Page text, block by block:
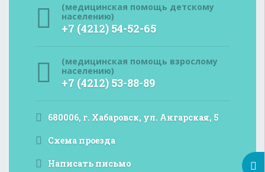
(медицинская помощь детскому
населению)
+7 (4212) 54-52-65
(медицинская помощь взрослому
населению)
+7 (4212) 53-88-89
680006, г. Хабаровск, ул. Ангарская, 5
Схема проезда
Написать письмо